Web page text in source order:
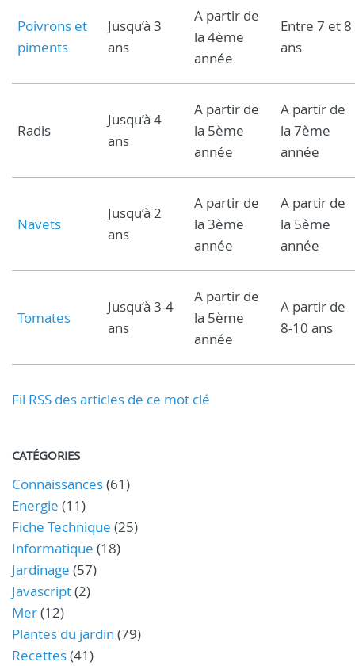
Poivrons et
piments
Jusqu’à 3
ans
A partir de
la 4ème
année
Entre 7 et 8
ans
Radis
Jusqu’à 4
ans
A partir de
la 5ème
année
A partir de
la 7ème
année
Navets
Jusqu’à 2
ans
A partir de
la 3ème
année
A partir de
la 5ème
année
Tomates
Jusqu’à 3-4
ans
A partir de
la 5ème
année
A partir de
8-10 ans
Fil RSS des articles de ce mot clé
CATÉGORIES
Connaissances(61)
Energie (11)
Fiche Technique (25)
Informatique (18)
Jardinage (57)
Javascript(2)
Mer(12)
Plantes du jardin (79)
Recettes(41)